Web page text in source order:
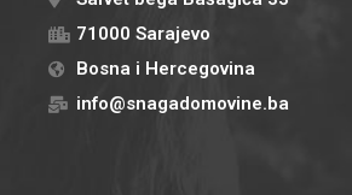
71000 Sarajevo
Bosna i Hercegovina
info@snagadomovine.ba